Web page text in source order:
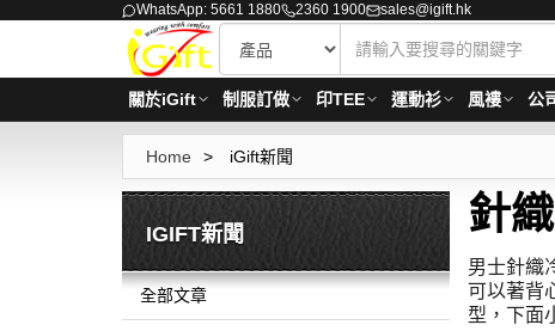
WhatsApp: 5661 1880 2360 1900 sales@igift.hk
關於iGift 制服訂做 印TEE 運動衫 風褸 公
Home > iGift新聞
IGIFT新聞
全部文章
針
男士針織
可以著背
型，下面